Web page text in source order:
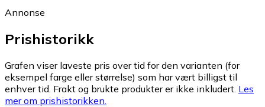
Annonse
Prishistorikk
Grafen viser laveste pris over tid for den varianten (for
eksempel farge eller størrelse) som har vært billigst til
enhver tid. Frakt og brukte produkter er ikke inkludert. Les
mer om prishistorikken.